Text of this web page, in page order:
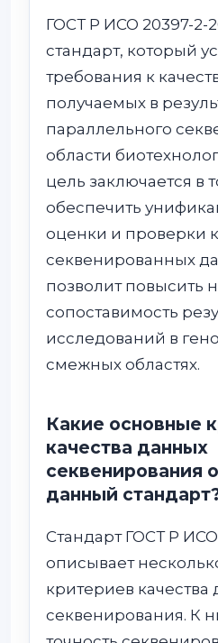
ГОСТ Р ИСО 20397-2-
стандарт, который
требования к
получаемых в
параллельного
области
цель заключается в
обеспечить
оценки и проверки
секвенированных
позволит повысить
сопоставимость
исследований в
смежных областях.
Какие основные
качества данных
секвенирования
данный
Стандарт ГОСТ Р ИСО
описывает
критериев качества
секвенирования. К